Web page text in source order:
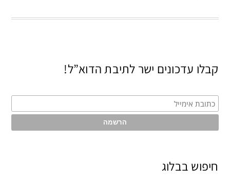
קבלו עדכונים ישר לתיבת הדוא”ל!
חיפוש בבלוג